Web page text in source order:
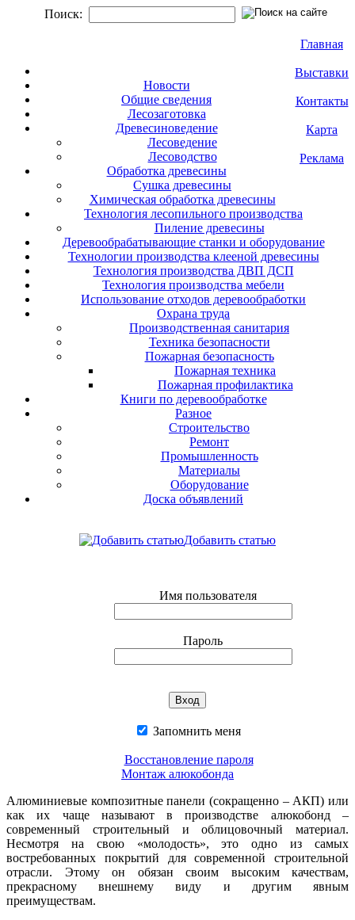
Поиск:
Главная
Выставки
Контакты
Карта
Реклама
Новости
Общие сведения
Лесозаготовка
Древесиноведение
Лесоведение
Лесоводство
Обработка древесины
Сушка древесины
Химическая обработка древесины
Технология лесопильного производства
Пиление древесины
Деревообрабатывающие станки и оборудование
Технологии производства клееной древесины
Технология производства ДВП ДСП
Технология производства мебели
Использование отходов деревообработки
Охрана труда
Производственная санитария
Техника безопасности
Пожарная безопасность
Пожарная техника
Пожарная профилактика
Книги по деревообработке
Разное
Строительство
Ремонт
Промышленность
Материалы
Оборудование
Доска объявлений
Добавить статью
Имя пользователя
Пароль
Запомнить меня
Восстановление пароля
Монтаж алюкобонда
Алюминиевые композитные панели (сокращенно – АКП) или
как их чаще называют в производстве алюкобонд –
современный строительный и облицовочный материал.
Несмотря на свою «молодость», это одно из самых
востребованных покрытий для современной строительной
отрасли. Этому он обязан своим высоким качествам,
прекрасному внешнему виду и другим явным
преимуществам.